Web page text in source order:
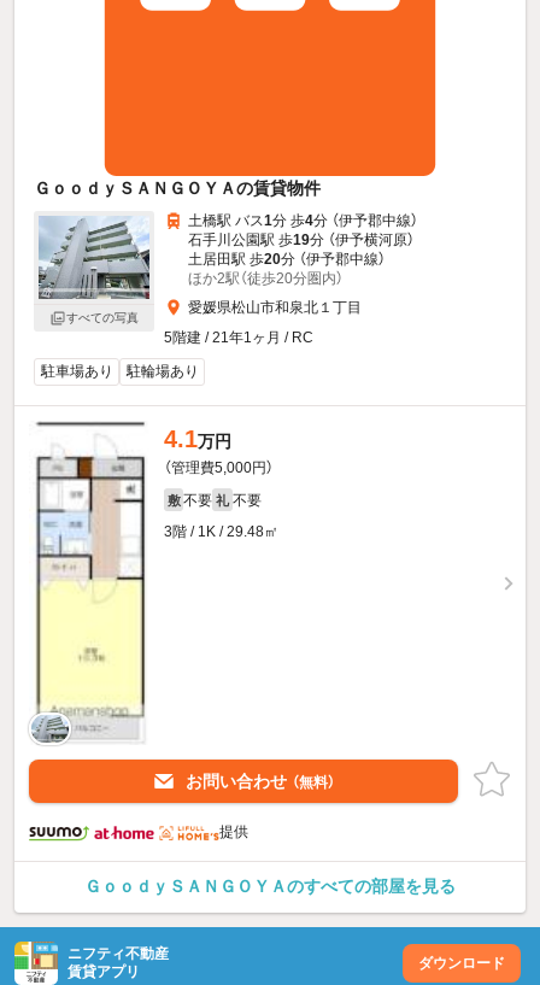
ＧｏｏｄｙＳＡＮＧＯＹＡの賃貸物件
すべての写真
土橋駅 バス1分 歩4分 （伊予郡中線）
石手川公園駅 歩19分 （伊予横河原）
土居田駅 歩20分 （伊予郡中線）
ほか2駅（徒歩20分圏内）
愛媛県松山市和泉北１丁目
5階建 / 21年1ヶ月 / RC
駐車場あり
駐輪場あり
4.1万円
（管理費5,000円）
敷 不要 礼 不要
3階 / 1K / 29.48㎡
お問い合わせ （無料）
提供
ＧｏｏｄｙＳＡＮＧＯＹＡのすべての部屋を見る
ニフティ不動産
賃貸アプリ
ダウンロード